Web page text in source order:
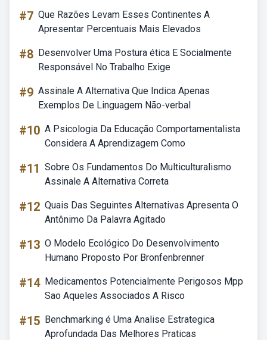
#7 Que Razões Levam Esses Continentes A
Apresentar Percentuais Mais Elevados
#8 Desenvolver Uma Postura ética E Socialmente
Responsável No Trabalho Exige
#9 Assinale A Alternativa Que Indica Apenas
Exemplos De Linguagem Não-verbal
#10 A Psicologia Da Educação Comportamentalista
Considera A Aprendizagem Como
#11 Sobre Os Fundamentos Do Multiculturalismo
Assinale A Alternativa Correta
#12 Quais Das Seguintes Alternativas Apresenta O
Antônimo Da Palavra Agitado
#13 O Modelo Ecológico Do Desenvolvimento
Humano Proposto Por Bronfenbrenner
#14 Medicamentos Potencialmente Perigosos Mpp
Sao Aqueles Associados A Risco
#15 Benchmarking é Uma Analise Estrategica
Aprofundada Das Melhores Praticas